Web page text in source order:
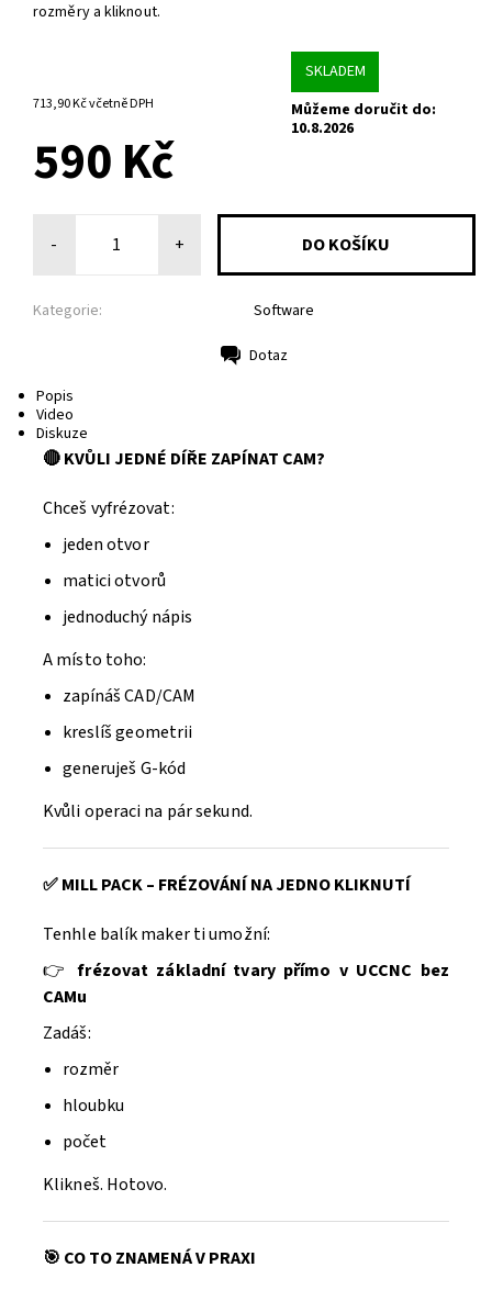
rozměry a kliknout.
713,90 Kč včetně DPH
SKLADEM
Můžeme doručit do:
10.8.2026
590 Kč
- +
Kategorie: Software
Dotaz
Popis
Video
Diskuze
🔴 KVŮLI JEDNÉ DÍŘE ZAPÍNAT CAM?
Chceš vyfrézovat:
jeden otvor
matici otvorů
jednoduchý nápis
A místo toho:
zapínáš CAD/CAM
kreslíš geometrii
generuješ G-kód
Kvůli operaci na pár sekund.
✅ MILL PACK – FRÉZOVÁNÍ NA JEDNO KLIKNUTÍ
Tenhle balík maker ti umožní:
👉frézovat základní tvary přímo v UCCNC bez
CAMu
Zadáš:
rozměr
hloubku
počet
Klikneš. Hotovo.
🎯 CO TO ZNAMENÁ V PRAXI